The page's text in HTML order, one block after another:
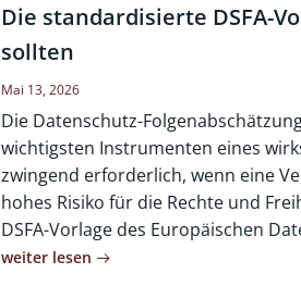
Die standardisierte DSFA-
sollten
Mai 13, 2026
Die Datenschutz-
wichtigsten Instrumenten eines
zwingend erforderlich, wenn eine
hohes Risiko für die Rechte und
DSFA-Vorlage des Europäischen
weiter lesen